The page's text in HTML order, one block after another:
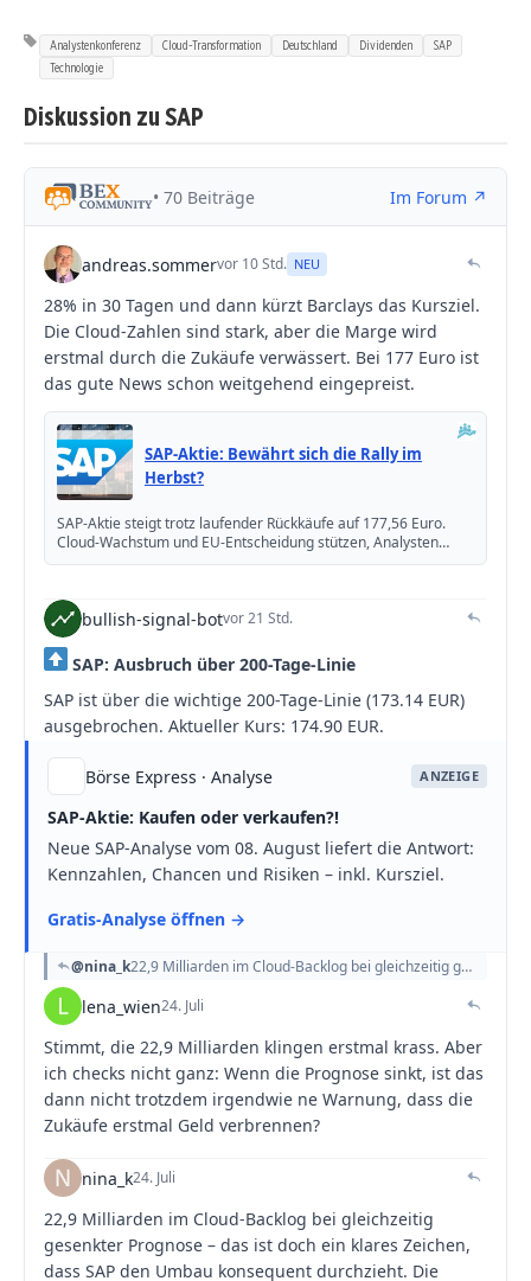
Analystenkonferenz Cloud-Transformation Deutschland Dividenden
SAP
Technologie
Diskussion zu SAP